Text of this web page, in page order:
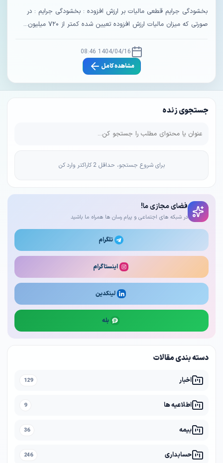
جستجوی زنده
برای شروع جستجو، حداقل 2 کاراکتر وارد کن
فضای مجازی ما!
در شبکه های اجتماعی و پیام رسان ها همراه ما باشید
تلگرام
اینستاگرام
لینکدین
بله
دسته بندی مقالات
اخبار 129
اطلاعیه ها 9
بیمه 36
حسابداری 246
بخشودگی جرایم قطعی مالیات بر ارزش افزوده : بخشودگی جرایم : در
صورتی که میزان مالیات ارزش افزوده تعیین شده کمتر از ۷۲۰ میلیون...
1404/04/16 08:46
مشاهده کامل